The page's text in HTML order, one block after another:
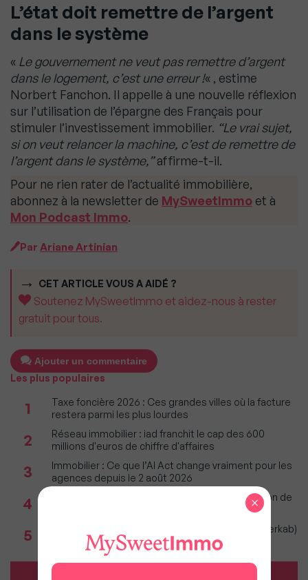
L’état doit remettre de l’argent
dans le système
« Le gouvernement ne veut pas remettre d’argent
dans le logement, c’est une erreur !« , estime
Norbert Fanchon. Il appelle à une nouvelle réflexion
sur l’utilisation de l’épargne des Français pour
stimuler l’investissement immobilier. “Le vrai sujet,
si on veut relancer la machine, c’est de remettre de
l’argent dans le système,”affirme-t-il.
Pour ne rien rater de l’actualité immobilière,
abonnez à la newsletter de MySweetImmo et à
Mon Podcast Immo.
Par Ariane Artinian
CET ARTICLE VOUS A AIDÉ ?
Soutenez MySweetImmo et aidez-nous à rester
gratuit pour tous.
Ajouter un commentaire
Les plus populaires
1
Taxe foncière 2026 : Ces grandes villes où la facture
restera parmi les plus lourdes
2
Réseau immobilier : iad franchit le cap des 600
millions d'euros de chiffre d'affaires
3
Immobilier : Ce que l’AI Act change vraiment pour les
agences depuis le 2 août 2026
4
Incendies : Quels sont vos droits si votre location de
5
Immobilier 1er semestre 2026 (Observatoire Interkab)
: Climat et géopolitique redessinent marché
×